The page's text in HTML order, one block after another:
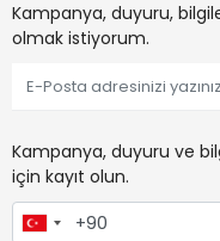
Kampanya, duyuru,
olmak istiyorum.
Kampanya, duyuru ve
için kayıt olun.